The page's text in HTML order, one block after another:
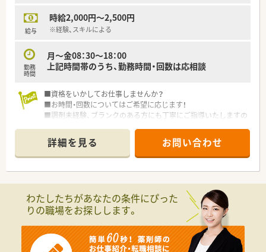
給与
時給2,000円～2,500円
※経験、スキルによる
勤務
時間
月～金08：30～18：00
上記時間帯のうち、勤務時間・回数は応相談
■資格をいかしてお仕事しませんか？
■お時間・回数についてはご希望に応じます！
■調剤未経験、ブランクのある方にも丁寧にご指導いたしますの
詳細を見る お問い合わせ
わたしたちがあなたの条件にぴった
りの職場をお探しします。